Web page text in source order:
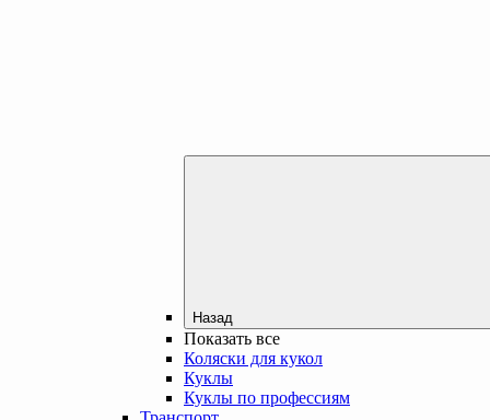
Назад
Показать все
Коляски для кукол
Куклы
Куклы по профессиям